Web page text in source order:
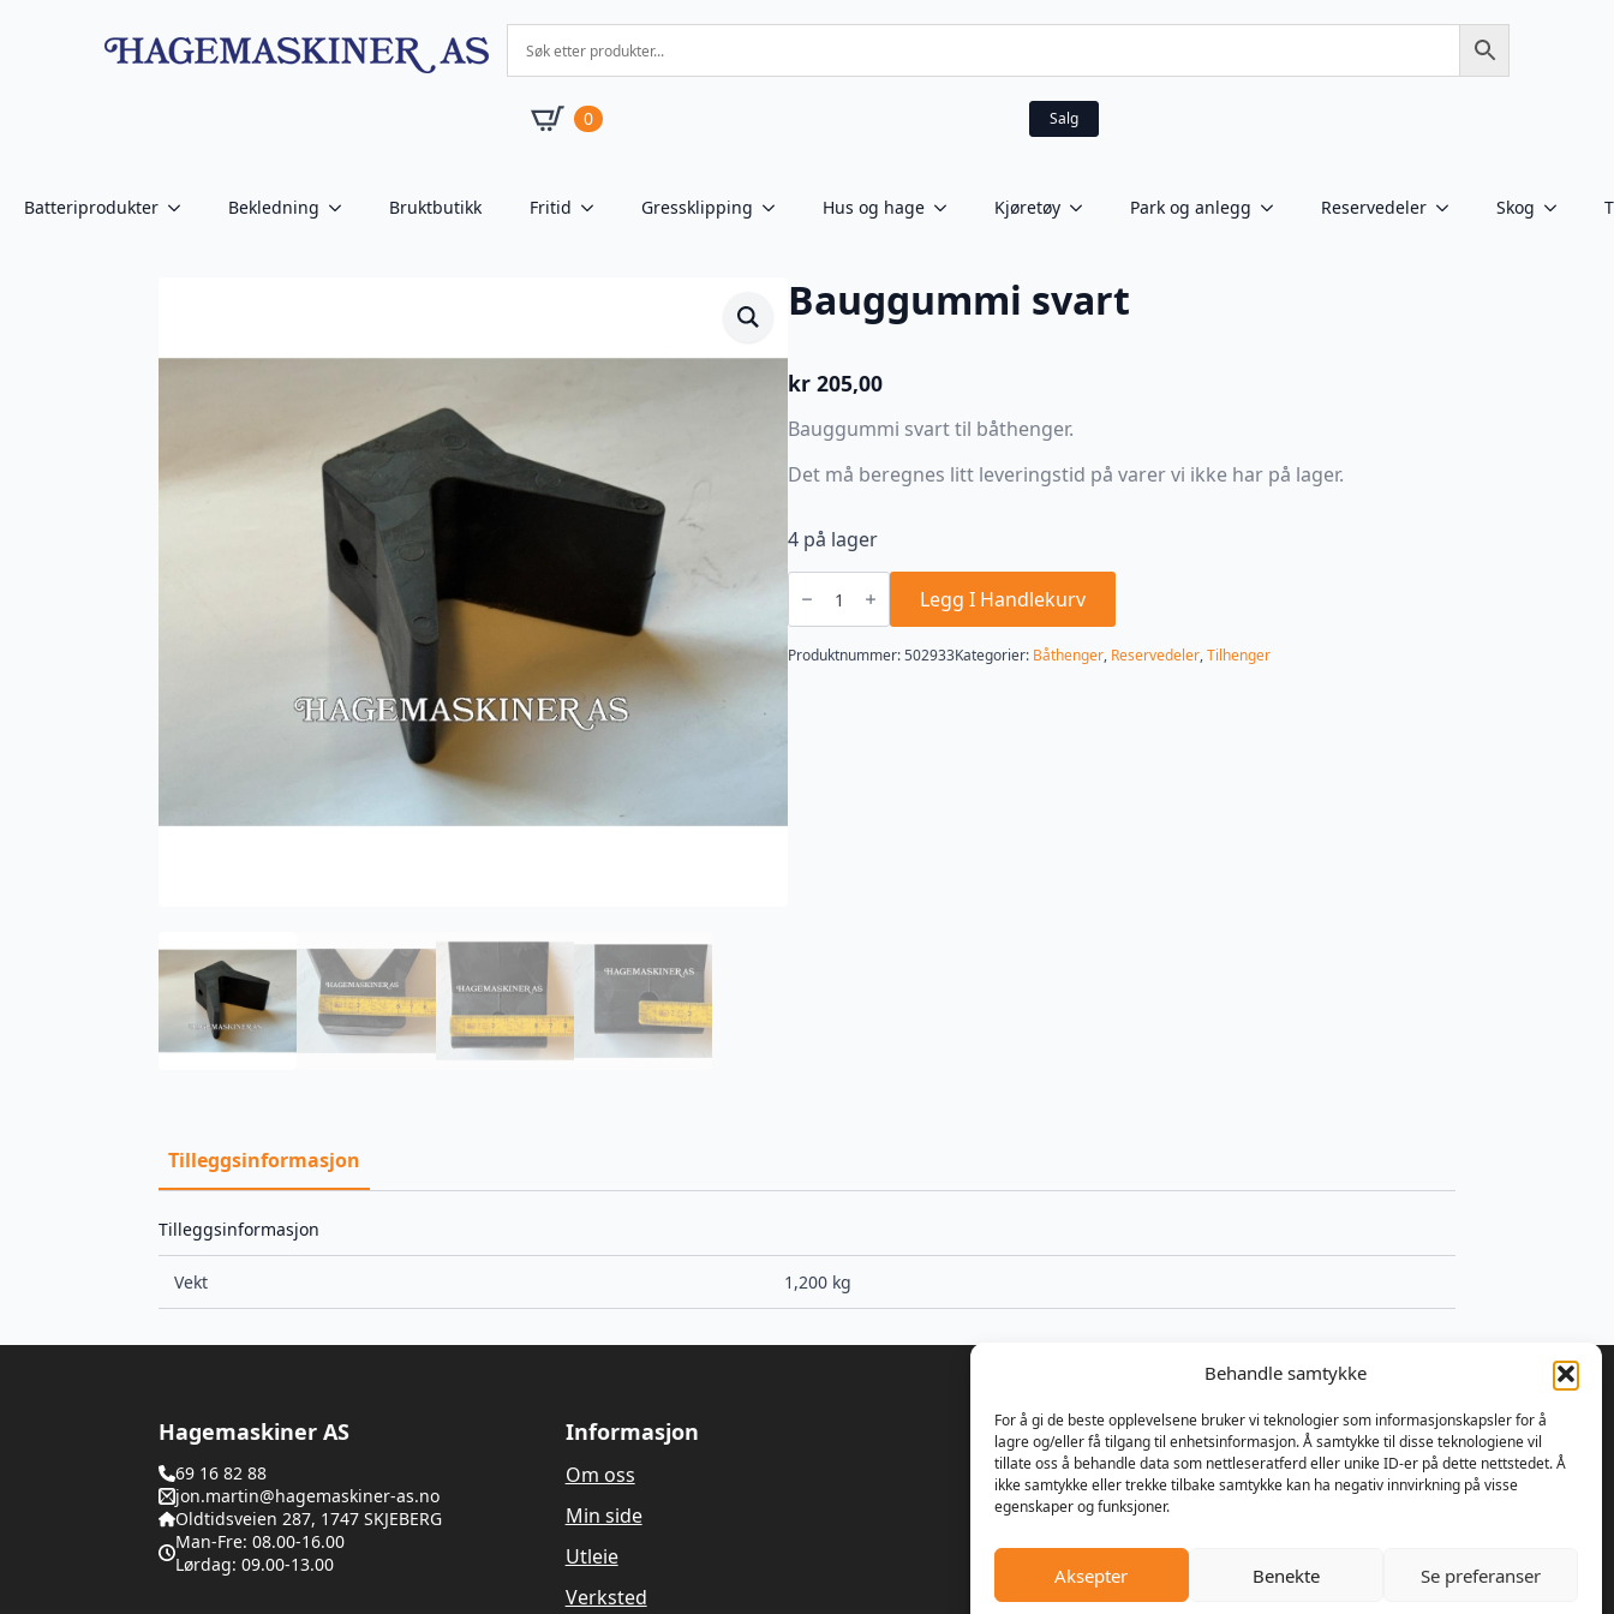
Behandle samtykke
For å gi de beste opplevelsene bruker vi teknologier som informasjonskapsler for å
lagre og/eller få tilgang til enhetsinformasjon. Å samtykke til disse teknologiene vil
tillate oss å behandle data som nettleseratferd eller unike ID-er på dette nettstedet. Å
ikke samtykke eller trekke tilbake samtykke kan ha negativ innvirkning på visse
egenskaper og funksjoner.
Aksepter Benekte Se preferanser
0 Salg
Batteriprodukter Bekledning Bruktbutikk Fritid Gressklipping Hus og hage Kjøretøy Park og anlegg Reservedeler Skog
Bauggummi svart
kr 205,00
Bauggummi svart til båthenger.
Det må beregnes litt leveringstid på varer vi ikke har på lager.
4 på lager
Bauggummi
svart Legg I Handlekurv
Produktnummer:502933Kategorier: Båthenger, Reservedeler,Tilhenger
Tilleggsinformasjon
Tilleggsinformasjon
Vekt 1,200 kg
Hagemaskiner AS
69 16 82 88
jon.martin@hagemaskiner-as.no
Oldtidsveien 287, 1747 SKJEBERG
Man-Fre: 08.00-16.00
Lørdag: 09.00-13.00
Informasjon
Om oss
Min side
Utleie
Verksted
Om oss
Våren 1989 bestemte Ulrik Olseng og
Dagfinn Hansen seg for å starte opp med
gressklippere. Bedriften fikk navnet
Hagemaskiner AS, og lokalene var den
gamle landhandelen på Vesttorp